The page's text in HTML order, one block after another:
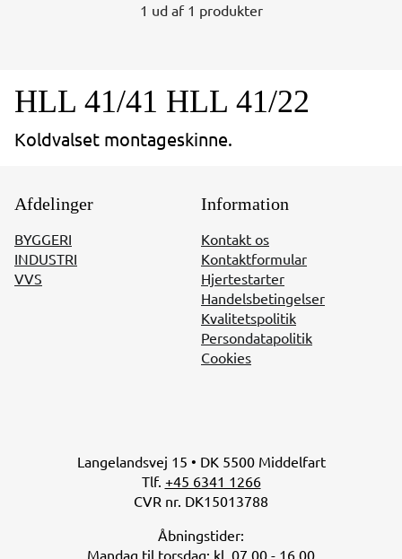
1 ud af 1 produkter
HLL 41/41 HLL 41/22
Koldvalset montageskinne.
Afdelinger
BYGGERI
INDUSTRI
VVS
Information
Kontakt os
Kontaktformular
Hjertestarter
Handelsbetingelser
Kvalitetspolitik
Persondatapolitik
Cookies
Langelandsvej 15 • DK 5500 Middelfart
Tlf. +45 6341 1266
CVR nr. DK15013788
Åbningstider:
Mandag til torsdag: kl. 07.00 - 16.00